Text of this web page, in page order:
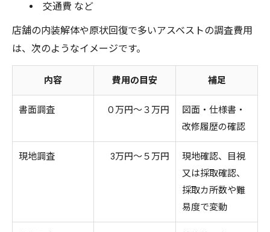
交通費 など
店舗の内装解体や原状回復で多いアスベストの調査費用
は、次のようなイメージです。
内容 費用の目安 補足
書面調査 ０万円〜３万円
図面・仕様書・
改修履歴の確認
現地調査 3万円〜５万円
現地確認、目視
又は採取確認、
採取カ所数や難
易度で変動